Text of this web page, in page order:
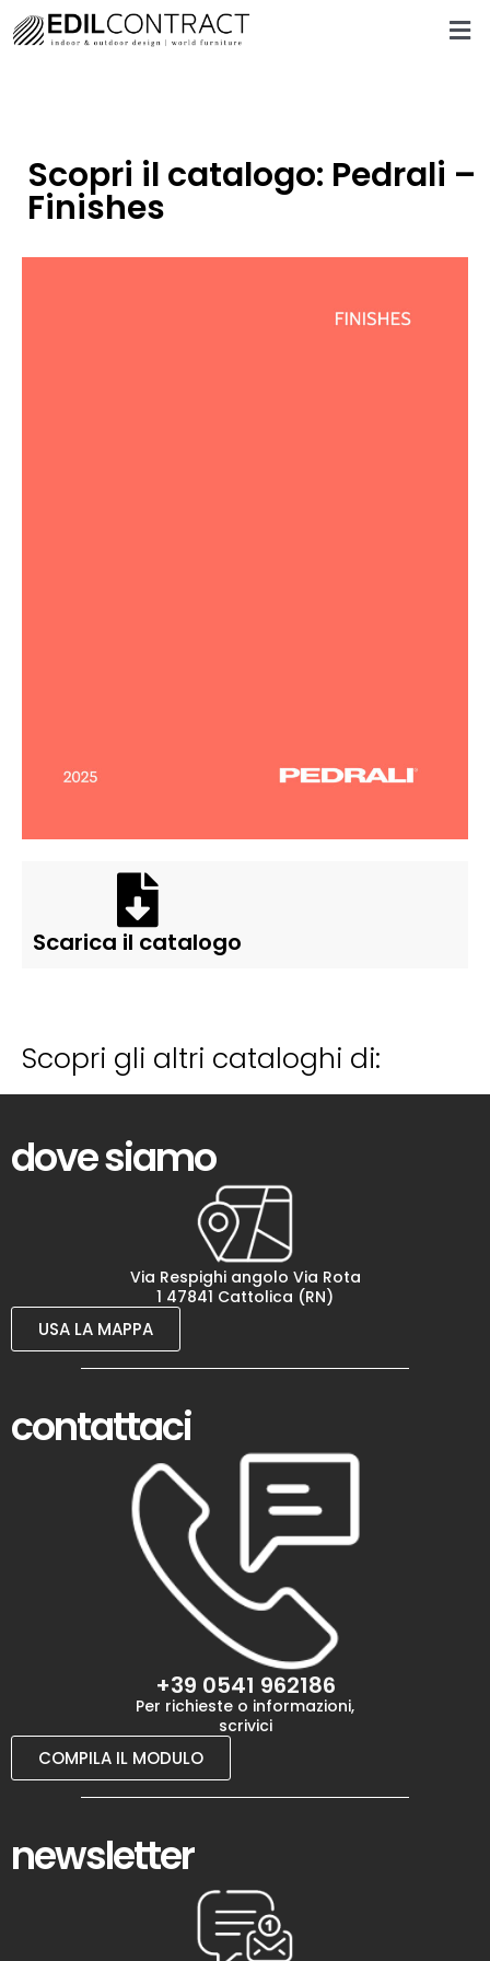
Scopri il catalogo: Pedrali –
Finishes
Scarica il catalogo
Scopri gli altri cataloghi di:
dove siamo
Via Respighi angolo Via Rota
1 47841 Cattolica (RN)
USA LA MAPPA
contattaci
+39 0541 962186
Per richieste o informazioni,
scrivici
COMPILA IL MODULO
newsletter